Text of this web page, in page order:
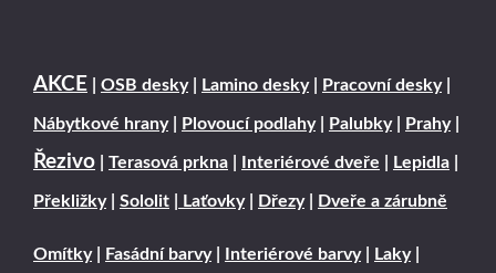
AKCE OSB desky| Lamino desky| Pracovní desky|
Nábytkové hrany| Plovoucí podlahy| Palubky| Prahy|
Řezivo Terasová prkna Interiérové dveře Lepidla
Překližky| Sololit Laťovky| Dřezy| Dveře a zárubně
Omítky| Fasádní barvy| Interiérové barvy| Laky|